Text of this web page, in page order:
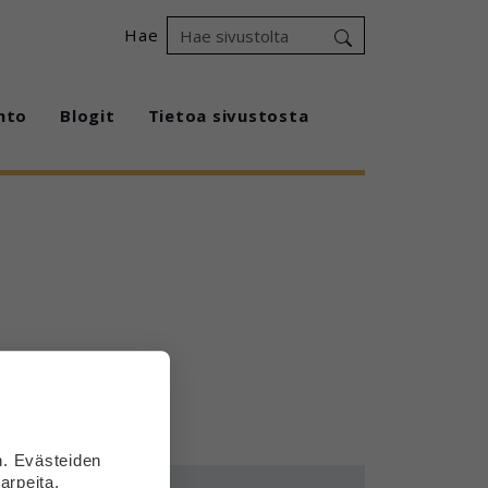
Hae
Blogit Tietoa sivustosta
Evästeiden